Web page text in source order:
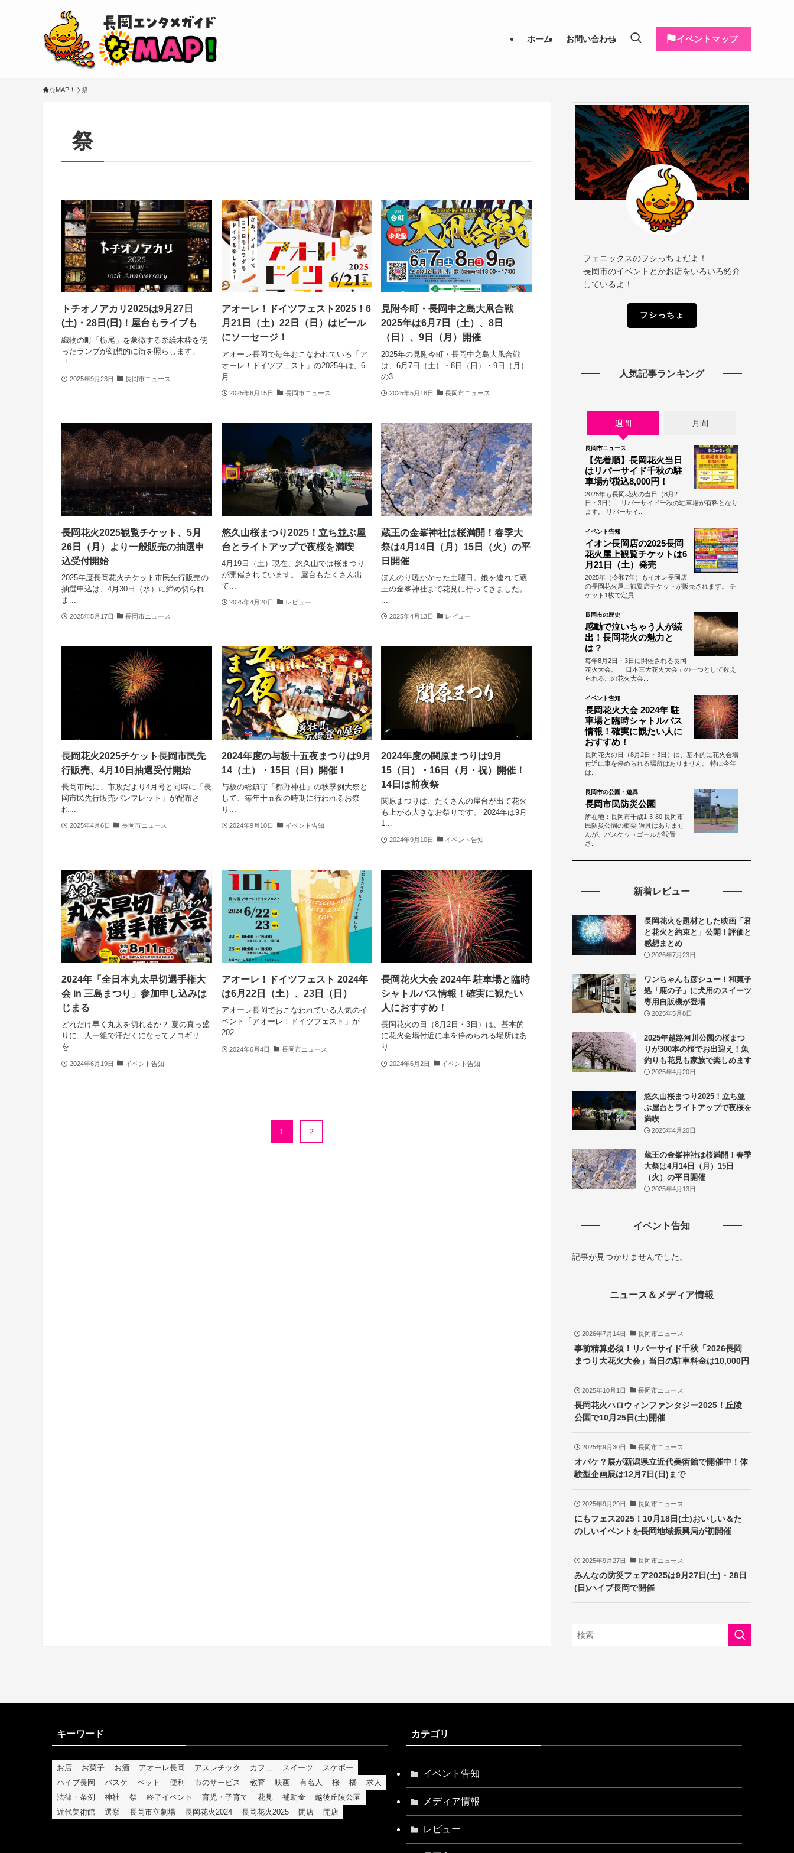
ホーム お問い合わせ イベントマップ
なMAP！ 祭
祭
トチオノアカリ2025は9月27日
(土)・28日(日)！屋台もライブも
織物の町「栃尾」を象徴する糸繰木枠を使
ったランプが幻想的に街を照らします。
「...
2025年9月23日 長岡市ニュース
アオーレ！ドイツフェスト2025！6
月21日（土）22日（日）はビール
にソーセージ！
アオーレ長岡で毎年おこなわれている「ア
オーレ！ドイツフェスト」の2025年は、6
月...
2025年6月15日 長岡市ニュース
見附今町・長岡中之島大凧合戦
2025年は6月7日（土）、8日
（日）、9日（月）開催
2025年の見附今町・長岡中之島大凧合戦
は、6月7日（土）・8日（日）・9日（月）
の3...
2025年5月18日 長岡市ニュース
長岡花火2025観覧チケット、5月
26日（月）より一般販売の抽選申
込受付開始
2025年度長岡花火チケット市民先行販売の
抽選申込は、4月30日（水）に締め切られ
ま...
2025年5月17日 長岡市ニュース
悠久山桜まつり2025！立ち並ぶ屋
台とライトアップで夜桜を満喫
4月19日（土）現在、悠久山では桜まつり
が開催されています。 屋台もたくさん出
て...
2025年4月20日 レビュー
蔵王の金峯神社は桜満開！春季大
祭は4月14日（月）15日（火）の平
日開催
ほんのり暖かかった土曜日。娘を連れて蔵
王の金峯神社まで花見に行ってきました。
...
2025年4月13日 レビュー
長岡花火2025チケット長岡市民先
行販売、4月10日抽選受付開始
長岡市民に、市政だより4月号と同時に「長
岡市民先行販売パンフレット」が配布さ
れ...
2025年4月6日 長岡市ニュース
2024年度の与板十五夜まつりは9月
14（土）・15日（日）開催！
与板の総鎮守「都野神社」の秋季例大祭と
して、毎年十五夜の時期に行われるお祭
り...
2024年9月10日 イベント告知
2024年度の関原まつりは9月
15（日）・16日（月・祝）開催！
14日は前夜祭
関原まつりは、たくさんの屋台が出て花火
も上がる大きなお祭りです。 2024年は9月
1...
2024年9月10日 イベント告知
2024年「全日本丸太早切選手権大
会 in 三島まつり」参加申し込みは
じまる
どれだけ早く丸太を切れるか？ 夏の真っ盛
りに二人一組で汗だくになってノコギリ
を...
2024年6月19日 イベント告知
アオーレ！ドイツフェスト 2024年
は6月22日（土）、23日（日）
アオーレ長岡でおこなわれている人気のイ
ベント「アオーレ！ドイツフェスト」が
202...
2024年6月4日 長岡市ニュース
長岡花火大会 2024年 駐車場と臨時
シャトルバス情報！確実に観たい
人におすすめ！
長岡花火の日（8月2日・3日）は、基本的
に花火会場付近に車を停められる場所はあ
り...
2024年6月2日 イベント告知
1 2
フェニックスのフシっちょだよ！
長岡市のイベントとかお店をいろいろ紹介
しているよ！
フシっちょ
人気記事ランキング
週間 月間
長岡市ニュース
【先着順】長岡花火当日
はリバーサイド千秋の駐
車場が税込8,000円！
2025年も長岡花火の当日（8月2
日・3日）、リバーサイド千秋の駐車場が有料となり
ます。 リバーサイ...
イベント告知
イオン長岡店の2025長岡
花火屋上観覧チケットは6
月21日（土）発売
2025年（令和7年）もイオン長岡店
の長岡花火屋上観覧席チケットが販売されます。 チ
ケット1枚で定員...
長岡市の歴史
感動で泣いちゃう人が続
出！長岡花火の魅力と
は？
毎年8月2日・3日に開催される長岡
花火大会。 「日本三大花火大会」の一つとして数え
られるこの花火大会...
イベント告知
長岡花火大会 2024年 駐
車場と臨時シャトルバス
情報！確実に観たい人に
おすすめ！
長岡花火の日（8月2日・3日）は、基本的に花火会場
付近に車を停められる場所はありません。 特に今年
は...
長岡市の公園・遊具
長岡市民防災公園
所在地：長岡市千歳1-3-80 長岡市
民防災公園の概要 遊具はありませ
んが、バスケットゴールが設置
さ...
新着レビュー
長岡花火を題材とした映画「君
と花火と約束と」公開！評価と
感想まとめ
2026年7月23日
ワンちゃんも彦シュー！和菓子
処「鹿の子」に犬用のスイーツ
専用自販機が登場
2025年5月8日
2025年越路河川公園の桜まつ
りが300本の桜でお出迎え！魚
釣りも花見も家族で楽しめます
2025年4月20日
悠久山桜まつり2025！立ち並
ぶ屋台とライトアップで夜桜を
満喫
2025年4月20日
蔵王の金峯神社は桜満開！春季
大祭は4月14日（月）15日
（火）の平日開催
2025年4月13日
イベント告知
記事が見つかりませんでした。
ニュース＆メディア情報
2026年7月14日 長岡市ニュース
事前精算必須！リバーサイド千秋「2026長岡
まつり大花火大会」当日の駐車料金は10,000円
2025年10月1日 長岡市ニュース
長岡花火ハロウィンファンタジー2025！丘陵
公園で10月25日(土)開催
2025年9月30日 長岡市ニュース
オバケ？展が新潟県立近代美術館で開催中！体
験型企画展は12月7日(日)まで
2025年9月29日 長岡市ニュース
にもフェス2025！10月18日(土)おいしい＆た
のしいイベントを長岡地域振興局が初開催
2025年9月27日 長岡市ニュース
みんなの防災フェア2025は9月27日(土)・28日
(日)ハイブ長岡で開催
キーワード
お店 お菓子 お酒 アオーレ長岡 アスレチック カフェ スイーツ
スケボー
ハイブ長岡
バスケ ペット 便利 市のサービス 教育 映画 有名人 桜 橋
求人
法律・条例
神社 祭 終了イベント 育児・子育て 花見 補助金
越後丘陵公園
近代美術館
選挙 長岡市立劇場 長岡花火2024 長岡花火2025 閉店 開店
カテゴリ
イベント告知
メディア情報
レビュー